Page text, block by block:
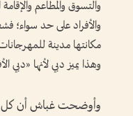
والتسوق والمطاعم
والأفراد على حد سواء؛
وهذا يميز دبي لأنها «دبي
وأوضحت غباش أن كل